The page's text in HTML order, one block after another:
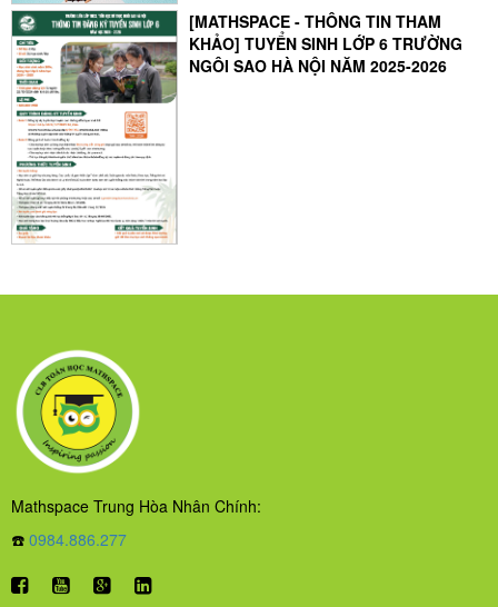
[MATHSPACE - THÔNG TIN THAM
KHẢO] TUYỂN SINH LỚP 6 TRƯỜNG
NGÔI SAO HÀ NỘI NĂM 2025-2026
Mathspace Trung Hòa Nhân Chính:
☎️ 0984.886.277